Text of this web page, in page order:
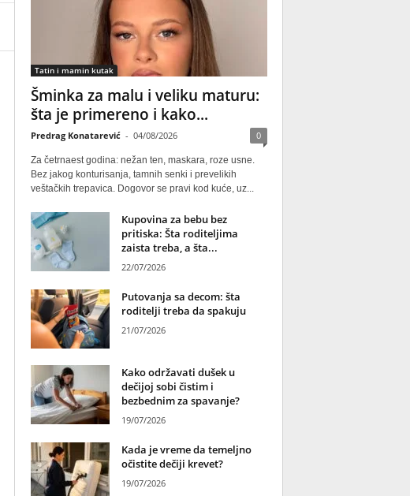
Tatin i mamin kutak
Šminka za malu i veliku maturu:
šta je primereno i kako...
Predrag Konatarević - 04/08/2026 0
Za četrnaest godina: nežan ten, maskara, roze usne.
Bez jakog konturisanja, tamnih senki i prevelikih
veštačkih trepavica. Dogovor se pravi kod kuće, uz...
Kupovina za bebu bez
pritiska: Šta roditeljima
zaista treba, a šta...
22/07/2026
Putovanja sa decom: šta
roditelji treba da spakuju
21/07/2026
Kako održavati dušek u
dečijoj sobi čistim i
bezbednim za spavanje?
19/07/2026
Kada je vreme da temeljno
očistite dečiji krevet?
19/07/2026